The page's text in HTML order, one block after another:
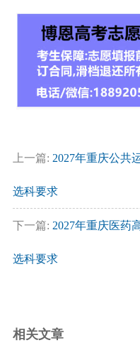
上一篇: 2027年重庆公共
选科要求
下一篇: 2027年重庆医药
选科要求
相关文章